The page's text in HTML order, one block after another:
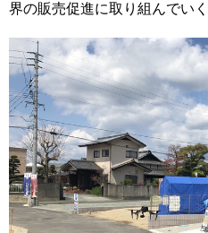
界の販売促進に取り組んでい